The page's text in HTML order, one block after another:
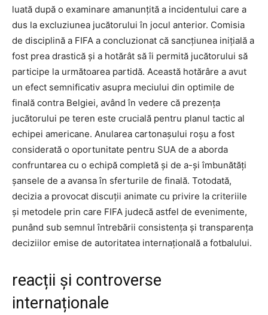
luată după o examinare amanunțită a incidentului care a
dus la excluziunea jucătorului în jocul anterior. Comisia
de disciplină a FIFA a concluzionat că sancțiunea inițială a
fost prea drastică și a hotărât să îi permită jucătorului să
participe la următoarea partidă. Această hotărâre a avut
un efect semnificativ asupra meciului din optimile de
finală contra Belgiei, având în vedere că prezența
jucătorului pe teren este crucială pentru planul tactic al
echipei americane. Anularea cartonașului roșu a fost
considerată o oportunitate pentru SUA de a aborda
confruntarea cu o echipă completă și de a-și îmbunătăți
șansele de a avansa în sferturile de finală. Totodată,
decizia a provocat discuții animate cu privire la criteriile
și metodele prin care FIFA judecă astfel de evenimente,
punând sub semnul întrebării consistența și transparența
deciziilor emise de autoritatea internațională a fotbalului.
reacții și controverse
internaționale